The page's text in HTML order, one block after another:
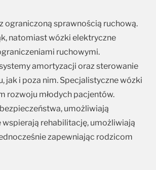
ograniczoną sprawnością ruchową.
natomiast wózki elektryczne
ruchowymi.
amortyzacji oraz sterowanie
jak i poza nim. Specjalistyczne wózki
rozwoju młodych pacjentów.
umożliwiają
rehabilitację, umożliwiają
zapewniając rodzicom